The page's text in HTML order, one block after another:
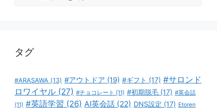
タグ
#ARASAWA (13) #アウトドア (19) #ギフト (17) #サロンド
ロワイヤル (27) #チョコレート (11) #初期脱毛 (17) #英会話
(11) #英語学習 (26) AI英会話 (22) DNS設定 (17) Etoren